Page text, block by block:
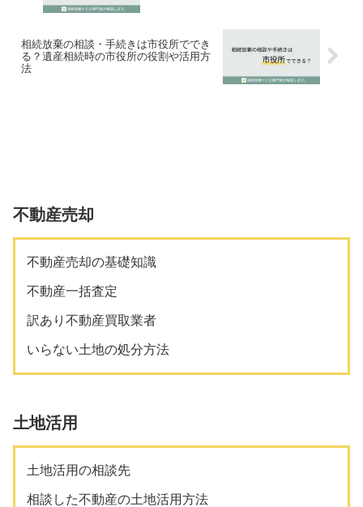
相続放棄の相談・手続きは市役所ででき
る？遺産相続時の市役所の役割や活用方
法
不動産売却
不動産売却の基礎知識
不動産一括査定
訳あり不動産買取業者
いらない土地の処分方法
土地活用
土地活用の相談先
相談した不動産の土地活用方法